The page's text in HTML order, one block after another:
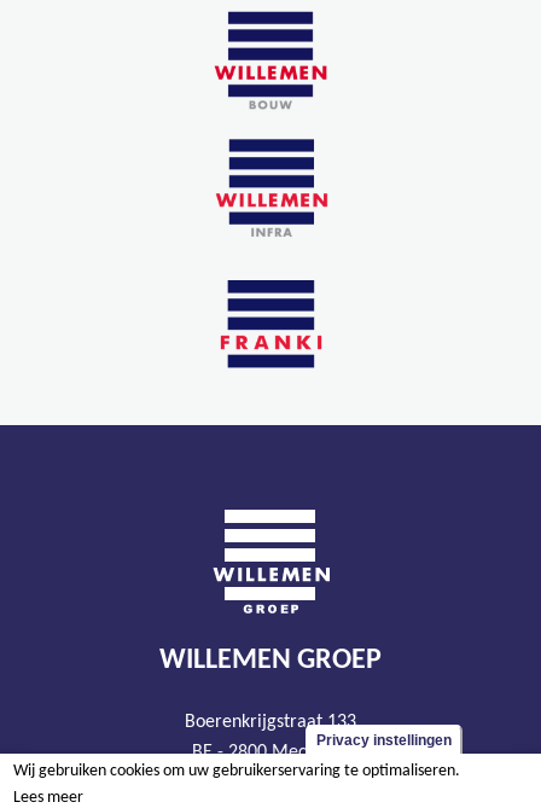
WILLEMEN GROEP
Boerenkrijgstraat 133
BE - 2800 Mechelen
tel +32 15 569 965
Privacy instellingen
Wij gebruiken cookies om uw gebruikerservaring te optimaliseren.
Lees meer